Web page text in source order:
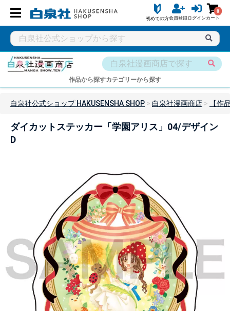
初めての方会員登録ログイン
0
カート
作品から探すカテゴリーから探す
白泉社公式ショップ HAKUSENSHA SHOP 白泉社漫画商店 【作
ダイカットステッカー「学園アリス」04/デザイン
D